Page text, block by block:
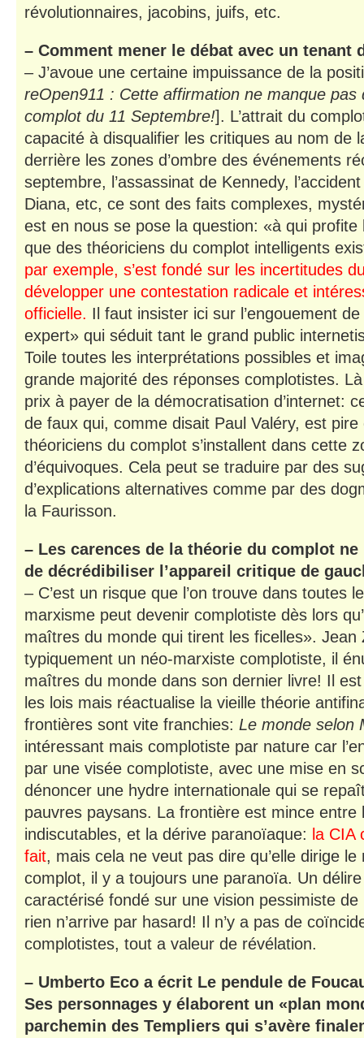
révolutionnaires, jacobins, juifs, etc.
– Comment mener le débat avec un tenant
– J’avoue une certaine impuissance de la
reOpen911 : Cette affirmation ne manque pas
complot du 11 Septembre!]. L’attrait du
capacité à disqualifier les critiques au nom de
derrière les zones d’ombre des événements
septembre, l’assassinat de Kennedy,
Diana, etc, ce sont des faits complexes,
est en nous se pose la question: «à qui profite
que des théoriciens du complot intelligents
par exemple, s’est fondé sur les incertitudes
développer une contestation radicale et
officielle. Il faut insister ici sur l’engouement
expert» qui séduit tant le grand public
Toile toutes les interprétations possibles et
grande majorité des réponses complotistes.
prix à payer de la démocratisation d’internet:
de faux qui, comme disait Paul Valéry, est
théoriciens du complot s’installent dans cette
d’équivoques. Cela peut se traduire par des
d’explications alternatives comme par des
la Faurisson.
– Les carences de la théorie du complot
de décrédibiliser l’appareil critique de
– C’est un risque que l’on trouve dans toutes
marxisme peut devenir complotiste dès lors
maîtres du monde qui tirent les ficelles». Jean
typiquement un néo-marxiste complotiste, il
maîtres du monde dans son dernier livre! Il
les lois mais réactualise la vieille théorie
frontières sont vite franchies: Le monde selon
intéressant mais complotiste par nature car
par une visée complotiste, avec une mise en
dénoncer une hydre internationale qui se
pauvres paysans. La frontière est mince entre
indiscutables, et la dérive paranoïaque: la CIA
fait, mais cela ne veut pas dire qu’elle dirige
complot, il y a toujours une paranoïa. Un délire
caractérisé fondé sur une vision pessimiste de
rien n’arrive par hasard! Il n’y a pas de
complotistes, tout a valeur de révélation.
– Umberto Eco a écrit Le pendule de
Ses personnages y élaborent un «plan
parchemin des Templiers qui s’avère